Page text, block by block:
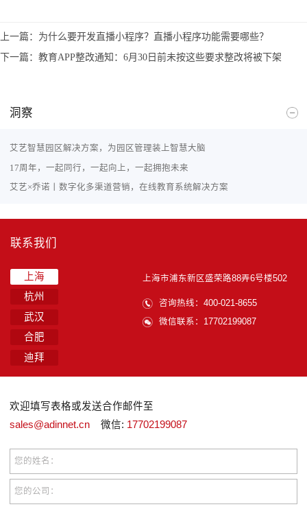
上一篇： 为什么要开发直播小程序？直播小程序功能需要哪些？
下一篇： 教育APP整改通知：6月30日前未按这些要求整改将被下架
洞察
艾艺智慧园区解决方案，为园区管理装上智慧大脑
17周年，一起同行，一起向上，一起拥抱未来
艾艺×乔诺丨数字化多渠道营销，在线教育系统解决方案
联系我们
上海
杭州
武汉
合肥
迪拜
上海市浦东新区盛荣路88弄6号楼502
咨询热线：400-021-8655
微信联系：17702199087
欢迎填写表格或发送合作邮件至
sales@adinnet.cn 微信: 17702199087
您的姓名：
您的公司：